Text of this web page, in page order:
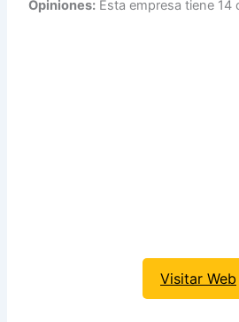
Opiniones: Esta empresa tiene 14
Visitar Web